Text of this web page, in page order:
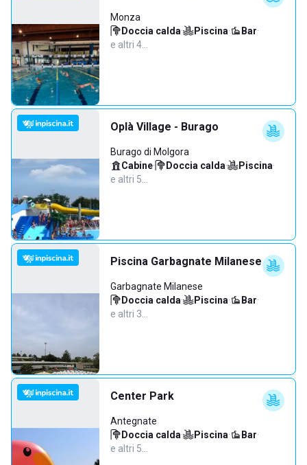
Monza
Doccia calda· Piscina· Bar·
e altri 4…
Oplà Village - Burago
Burago di Molgora
Cabine· Doccia calda· Piscina·
e altri 5…
Piscina Garbagnate Milanese
Garbagnate Milanese
Doccia calda· Piscina· Bar·
e altri 3…
Center Park
Antegnate
Doccia calda· Piscina· Bar·
e altri 5…